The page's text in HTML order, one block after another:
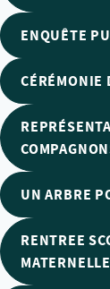
ENQUÊTE
CÉRÉMONIE
UN ARBRE
RENTREE
MATERNELLE